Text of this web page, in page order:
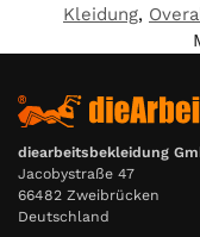
Kleidung,
diearbeitsbekleidung
Jacobystraße 47
66482 Zweibrücken
Deutschland